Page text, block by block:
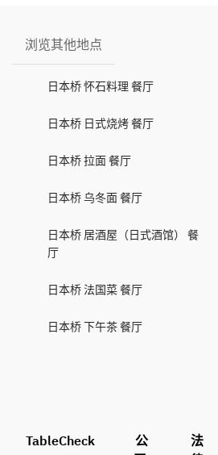
浏览其他地点
日本桥 怀石料理 餐厅
日本桥 日式烧烤 餐厅
日本桥 拉面 餐厅
日本桥 乌冬面 餐厅
日本桥 居酒屋（日式酒馆） 餐
厅
日本桥 法国菜 餐厅
日本桥 下午茶 餐厅
TableCheck
公
法